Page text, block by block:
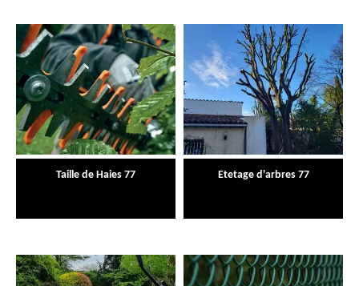
Taille de Haies 77 Etetage d'arbres 77